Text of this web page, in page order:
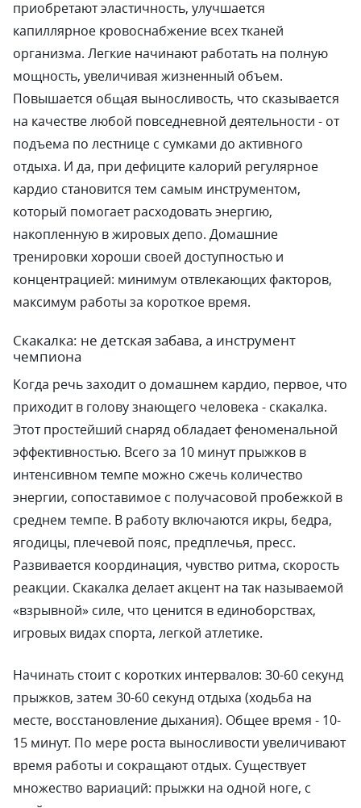
приобретают эластичность, улучшается
капиллярное кровоснабжение всех тканей
организма. Легкие начинают работать на полную
мощность, увеличивая жизненный объем.
Повышается общая выносливость, что сказывается
на качестве любой повседневной деятельности - от
подъема по лестнице с сумками до активного
отдыха. И да, при дефиците калорий регулярное
кардио становится тем самым инструментом,
который помогает расходовать энергию,
накопленную в жировых депо. Домашние
тренировки хороши своей доступностью и
концентрацией: минимум отвлекающих факторов,
максимум работы за короткое время.
Скакалка: не детская забава, а инструмент
чемпиона
Когда речь заходит о домашнем кардио, первое, что
приходит в голову знающего человека - скакалка.
Этот простейший снаряд обладает феноменальной
эффективностью. Всего за 10 минут прыжков в
интенсивном темпе можно сжечь количество
энергии, сопоставимое с получасовой пробежкой в
среднем темпе. В работу включаются икры, бедра,
ягодицы, плечевой пояс, предплечья, пресс.
Развивается координация, чувство ритма, скорость
реакции. Скакалка делает акцент на так называемой
«взрывной» силе, что ценится в единоборствах,
игровых видах спорта, легкой атлетике.
Начинать стоит с коротких интервалов: 30-60 секунд
прыжков, затем 30-60 секунд отдыха (ходьба на
месте, восстановление дыхания). Общее время - 10-
15 минут. По мере роста выносливости увеличивают
время работы и сокращают отдых. Существует
множество вариаций: прыжки на одной ноге, с